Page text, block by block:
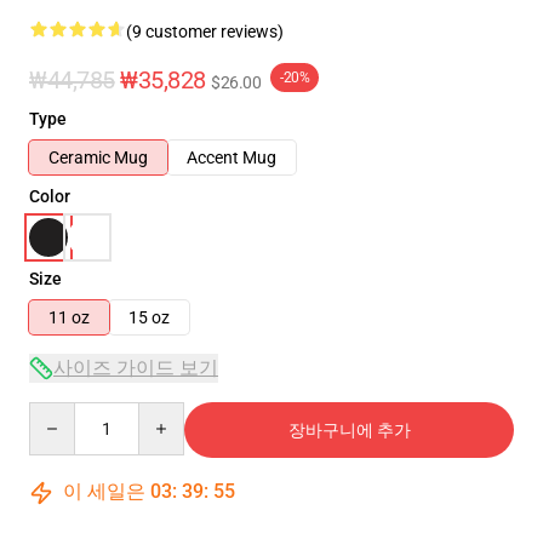
(9 customer reviews)
₩44,785₩35,828 $26.00 -20%
Type
Ceramic Mug
Accent Mug
Color
Size
11 oz
15 oz
사이즈 가이드 보기
장바구니에 추가
이 세일은 03: 39: 54